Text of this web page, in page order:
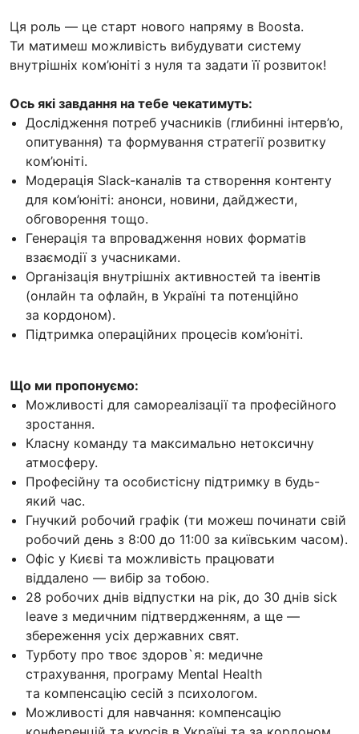
Ця роль — це старт нового напряму в Boosta.
Ти матимеш можливість вибудувати систему
внутрішніх ком’юніті з нуля та задати її розвиток!
Ось які завдання на тебе чекатимуть:
Дослідження потреб учасників (глибинні інтерв’ю,
опитування) та формування стратегії розвитку
ком’юніті.
Модерація Slack-каналів та створення контенту
для ком’юніті: анонси, новини, дайджести,
обговорення тощо.
Генерація та впровадження нових форматів
взаємодії з учасниками.
Організація внутрішніх активностей та івентів
(онлайн та офлайн, в Україні та потенційно
за кордоном).
Підтримка операційних процесів ком’юніті.
Що ми пропонуємо:
Можливості для самореалізації та професійного
зростання.
Класну команду та максимально нетоксичну
атмосферу.
Професійну та особистісну підтримку в будь-
який час.
Гнучкий робочий графік (ти можеш починати свій
робочий день з 8:00 до 11:00 за київським часом).
Офіс у Києві та можливість працювати
віддалено — вибір за тобою.
28 робочих днів відпустки на рік, до 30 днів sick
leave з медичним підтвердженням, а ще —
збереження усіх державних свят.
Турботу про твоє здоров`я: медичне
страхування, програму Mental Health
та компенсацію сесій з психологом.
Можливості для навчання: компенсацію